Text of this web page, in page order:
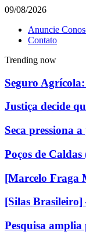
09/08/2026
Anuncie
Contato
Trending now
Seguro
Justiça decide
Seca pressiona
Poços de
[Marcelo Fraga
[Silas
Pesquisa